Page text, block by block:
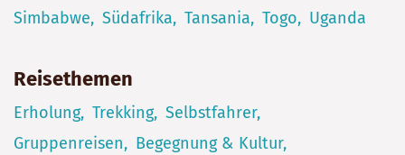
Simbabwe
Südafrika Tansania Togo Uganda
Reisethemen
Erholung Trekking Selbstfahrer
Gruppenreisen
Begegnung & Kultur